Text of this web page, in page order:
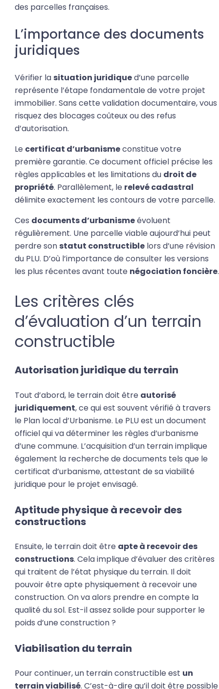
des parcelles françaises.
L’importance des documents
juridiques
Vérifier la situation juridiqued’une parcelle
représente l’étape fondamentale de votre projet
immobilier. Sans cette validation documentaire, vous
risquez des blocages coûteux ou des refus
d’autorisation.
Le certificat d’urbanismeconstitue votre
première garantie. Ce document officiel précise les
règles applicables et les limitations du droit de
propriété. Parallèlement, le relevé cadastral
délimite exactement les contours de votre parcelle.
Ces documents d’urbanismeévoluent
régulièrement. Une parcelle viable aujourd’hui peut
perdre son statut constructible lors d’une révision
du PLU. D’où l’importance de consulter les versions
les plus récentes avant toute négociation foncière.
Les critères clés
d’évaluation d’un terrain
constructible
Autorisation juridique du terrain
Tout d’abord, le terrain doit être autorisé
juridiquement, ce qui est souvent vérifié à travers
le Plan local d’Urbanisme. Le PLU est un document
officiel qui va déterminer les règles d’urbanisme
d’une commune. L’acquisition d’un terrain implique
également la recherche de documents tels que le
certificat d’urbanisme, attestant de sa viabilité
juridique pour le projet envisagé.
Aptitude physique à recevoir des
constructions
Ensuite, le terrain doit être apte à recevoir des
constructions. Cela implique d’évaluer des critères
qui traitent de l’état physique du terrain. Il doit
pouvoir être apte physiquement à recevoir une
construction. On va alors prendre en compte la
qualité du sol. Est-il assez solide pour supporter le
poids d’une construction ?
Viabilisation du terrain
Pour continuer, un terrain constructible est un
terrain viabilisé. C’est-à-dire qu’il doit être possible